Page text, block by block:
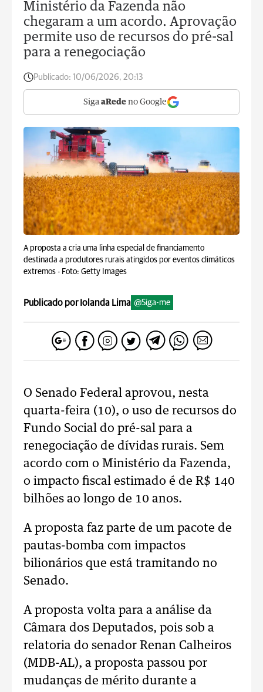
Ministério da Fazenda não
chegaram a um acordo. Aprovação
permite uso de recursos do pré-sal
para a renegociação
Publicado: 10/06/2026, 20:13
Siga aRede no Google
A proposta a cria uma linha especial de financiamento
destinada a produtores rurais atingidos por eventos climáticos
extremos - Foto: Getty Images
Publicado por Iolanda Lima @Siga-me
O Senado Federal aprovou, nesta
quarta-feira (10), o uso de recursos do
Fundo Social do pré-sal para a
renegociação de dívidas rurais. Sem
acordo com o Ministério da Fazenda,
o impacto fiscal estimado é de R$ 140
bilhões ao longo de 10 anos.
A proposta faz parte de um pacote de
pautas-bomba com impactos
bilionários que está tramitando no
Senado.
A proposta volta para a análise da
Câmara dos Deputados, pois sob a
relatoria do senador Renan Calheiros
(MDB-AL), a proposta passou por
mudanças de mérito durante a